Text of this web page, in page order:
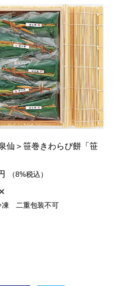
仙＞笹巻きわらび餅「笹
（8%税込）
凍 二重包装不可